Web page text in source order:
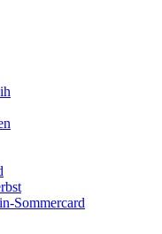
Sommercard